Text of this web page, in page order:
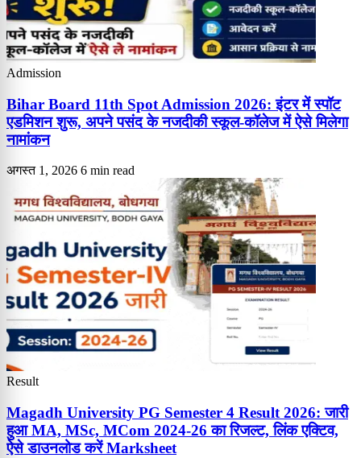
Admission
Bihar Board 11th Spot Admission 2026: इंटर में स्पॉट
एडमिशन शुरू, अपने पसंद के नजदीकी स्कूल-कॉलेज में ऐसे मिलेगा
नामांकन
अगस्त 1, 2026 6 min read
Result
Magadh University PG Semester 4 Result 2026: जारी
हुआ MA, MSc, MCom 2024-26 का रिजल्ट, लिंक एक्टिव,
ऐसे डाउनलोड करें Marksheet